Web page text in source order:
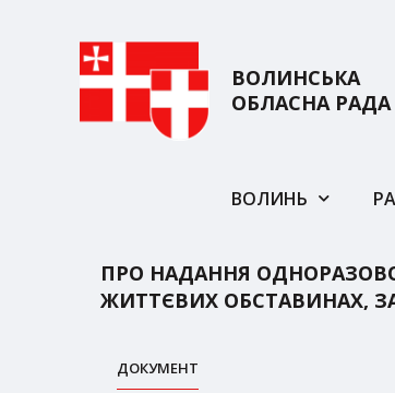
ВОЛИНСЬКА
ОБЛАСНА РАДА
ВОЛИНЬ
ПРО НАДАННЯ
ЖИТТЄВИХ ОБСТАВИНАХ,
ДОКУМЕНТ